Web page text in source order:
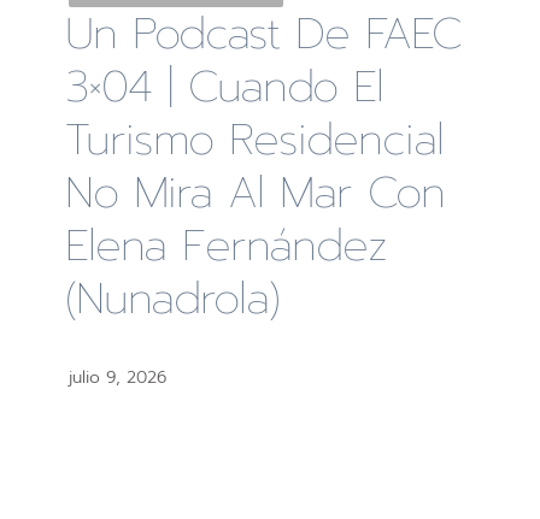
Un Podcast De FAEC
3×04 | Cuando El
Turismo Residencial
No Mira Al Mar Con
Elena Fernández
(Nunadrola)
julio 9, 2026